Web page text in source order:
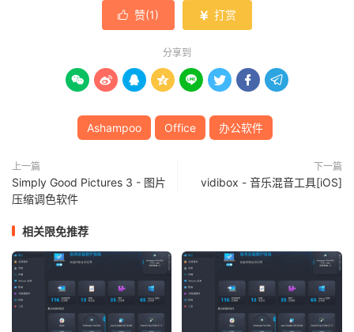
 赞(1)  打赏
分享到
       
Ashampoo Office 办公软件
上一篇
Simply Good Pictures 3 - 图片
压缩调色软件
下一篇
vidibox - 音乐混音工具[iOS]
相关限免推荐